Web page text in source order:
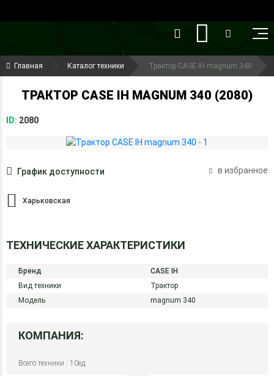
(099) 644-79-22
(050) 416-93-27
Главная Каталог техники Трактор CASE IH magnum 340
ТРАКТОР CASE IH MAGNUM 340 (2080)
ID: 2080
График доступности в избранное
Харьковская
ТЕХНИЧЕСКИЕ ХАРАКТЕРИСТИКИ
Бренд
CASE IH
Вид техники
Трактор
Модель
magnum 340
КОМПАНИЯ:
Всего техники : 10ед.